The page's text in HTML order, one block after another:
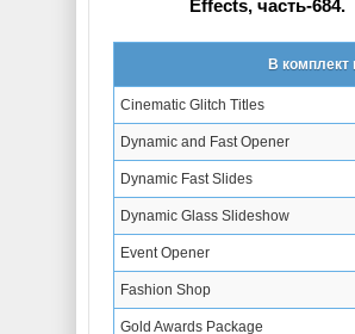
Effects, часть-684.
В
Cinematic Glitch Titles
Dynamic and Fast Opener
Dynamic Fast Slides
Dynamic Glass Slideshow
Event Opener
Fashion Shop
Gold Awards Package